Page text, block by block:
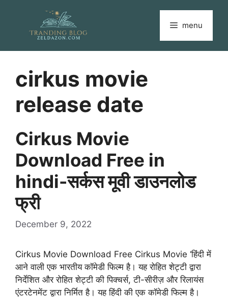
content
menu
cirkus movie
release date
Cirkus Movie
Download Free in
hindi-सर्कस मूवी डाउनलोड
फ्री
December 9, 2022
Cirkus Movie Download Free Cirkus Movie ‘हिंदी में
आने वाली एक भारतीय कॉमेडी फिल्म है। यह रोहित शेट्टी द्वारा
निर्देशित और रोहित शेट्टी की पिक्चर्स, टी-सीरीज़ और रिलायंस
एंटरटेनमेंट द्वारा निर्मित है। यह हिंदी की एक कॉमेडी फिल्म है।